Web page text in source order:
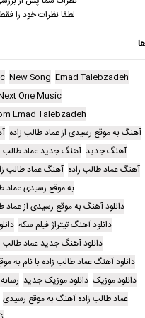
لطفا نظرات خود را
Emad Talebzadeh
New Song
One Music
Emad Talebzadeh
آهنگ به موقع رسیدی از عماد طالب زاده
آهنگ جدید آهنگ جدید عماد طالب
آهنگ عماد طالب زاده آهنگ عماد طالب
به موقع رسیدی عماد
دانلود آهنگ به موقع رسیدی از عماد
دانلود آهنگ تیتراژ فیلم سکه
دانلود آهنگ جدید عماد طالب
دانلود آهنگ عماد طالب زاده با نام به
دانلود موزیک دانلود موزیک جدید
عماد طالب زاده آهنگ به موقع رسیدی